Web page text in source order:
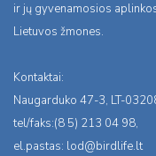
ir jų gyvenamosios
Lietuvos žmones.
Kontaktai:
Naugarduko 47-3, LT-
tel/faks:(8 5) 213 04 98,
el.pastas: lod@birdlife.lt